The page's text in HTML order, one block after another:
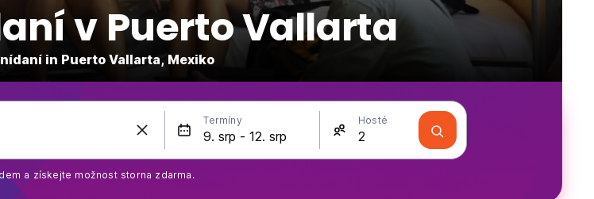
v Puerto Vallarta
in Puerto Vallarta, Mexiko
Termíny Hosté
a získejte možnost storna zdarma.